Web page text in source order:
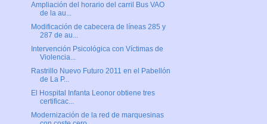
Ampliación del horario del carril Bus VAO
de la au...
Modificación de cabecera de líneas 285 y
287 de au...
Intervención Psicológica con Víctimas de
Violencia...
Rastrillo Nuevo Futuro 2011 en el Pabellón
de La P...
El Hospital Infanta Leonor obtiene tres
certificac...
Modernización de la red de marquesinas